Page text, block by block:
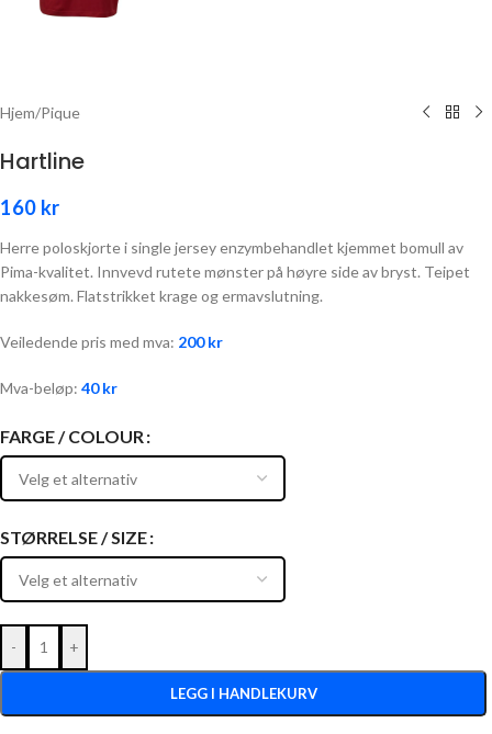
Hjem/Pique
Hartline
160 kr
Herre poloskjorte i single jersey enzymbehandlet kjemmet bomull av
Pima-kvalitet. Innvevd rutete mønster på høyre side av bryst. Teipet
nakkesøm. Flatstrikket krage og ermavslutning.
Veiledende pris med mva: 200kr
Mva-beløp: 40kr
FARGE / COLOUR
STØRRELSE / SIZE
- +
LEGG I HANDLEKURV